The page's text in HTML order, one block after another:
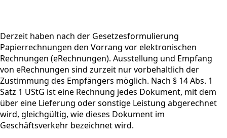
Derzeit haben nach der Gesetzesformulierung
Papierrechnungen den Vorrang vor elektronischen
Rechnungen (eRechnungen). Ausstellung und Empfang
von eRechnungen sind zurzeit nur vorbehaltlich der
Zustimmung des Empfängers möglich. Nach § 14 Abs. 1
Satz 1 UStG ist eine Rechnung jedes Dokument, mit dem
über eine Lieferung oder sonstige Leistung abgerechnet
wird, gleichgültig, wie dieses Dokument im
Geschäftsverkehr bezeichnet wird.